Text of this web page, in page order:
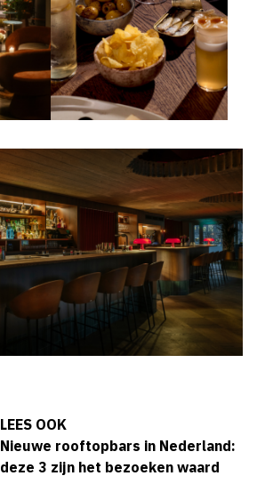
LEES OOK
Nieuwe rooftopbars in Nederland:
deze 3 zijn het bezoeken waard